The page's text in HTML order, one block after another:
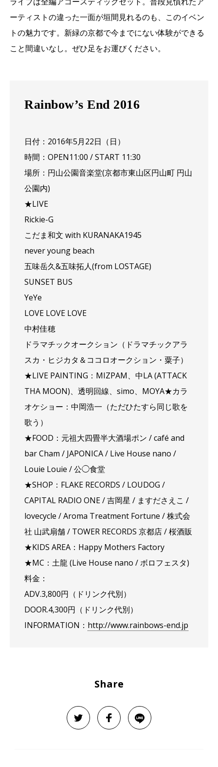
ーティストの違った一面が垣間見れるのも、このイベン
トの魅力です。新緑の京都で今までにない体験ができる
こと間違いなし。ぜひ足をお運びください。
Rainbow’s End 2016
日付：2016年5月22日（日）
時間：OPEN11:00 / START 11:30
場所：円山公園音楽堂(京都市東山区円山町 円山
公園内)
★LIVE
Rickie-G
こだま和文 with KURANAKA1945
never young beach
五味岳久&五味拓人(from LOSTAGE)
SUNSET BUS
YeYe
LOVE LOVE LOVE
中村佳穂
ドラマチックオークション（ドラマチックアラ
スカ・ヒジカタ＆ココロオークション・粟子）
★LIVE PAINTING：MIZPAM、中LA (ATTACK
THA MOON)、透明回線、simo、MOYA★カラ
オケショー：中岡浩一（ただひたすら同じ歌を
歌う）
★FOOD：元祖大四畳半大酒場ポン / café and
bar Cham / JAPONICA / Live House nano /
Louie Louie / 公◯食堂
★SHOP：FLAKE RECORDS / LOUDOG /
CAPITAL RADIO ONE / 吉岡星 / ますださえこ /
lovecycle / Aroma Treatment Fortune / 株式会
社 山武扇舗 / TOWER RECORDS 京都店 / 桜酒販
★KIDS AREA：Happy Mothers Factory
★MC：土龍 (Live House nano / ボロフェスタ)
料金：
ADV.3,800円（ドリンク代別）
DOOR.4,300円（ドリンク代別）
INFORMATION： http://www.rainbows-end.jp
Share